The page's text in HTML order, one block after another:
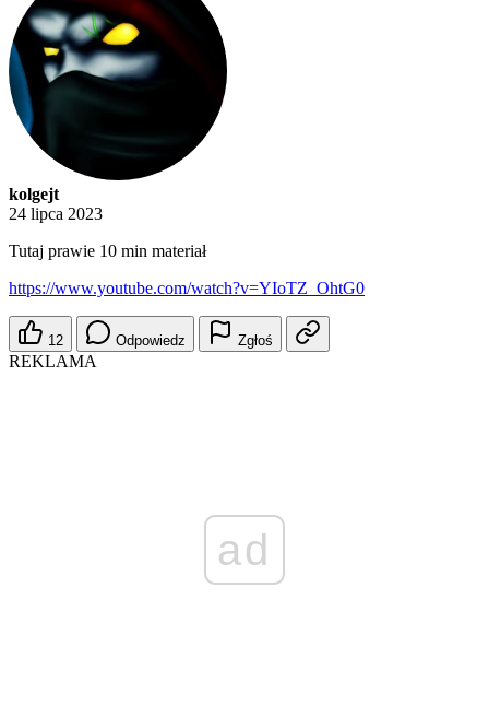
kolgejt
24 lipca 2023
Tutaj prawie 10 min materiał
https://www.youtube.com/watch?v=YIoTZ_OhtG0
12 Odpowiedz Zgłoś
REKLAMA
ad